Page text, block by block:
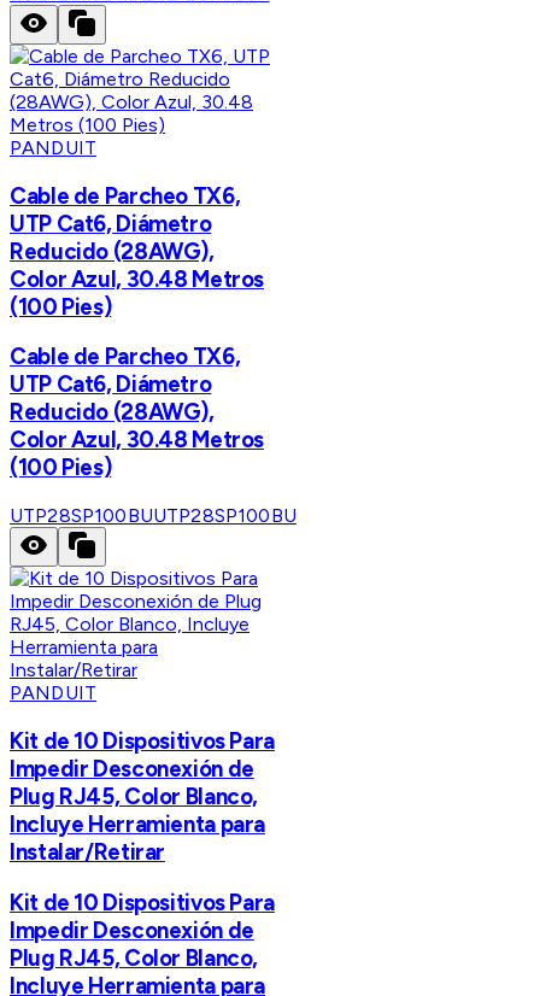
PANDUIT
Cable de Parcheo TX6,
UTP Cat6, Diámetro
Reducido (28AWG),
Color Azul, 30.48 Metros
(100 Pies)
Cable de Parcheo TX6,
UTP Cat6, Diámetro
Reducido (28AWG),
Color Azul, 30.48 Metros
(100 Pies)
UTP28SP100BUUTP28SP100BU
PANDUIT
Kit de 10 Dispositivos Para
Impedir Desconexión de
Plug RJ45, Color Blanco,
Incluye Herramienta para
Instalar/Retirar
Kit de 10 Dispositivos Para
Impedir Desconexión de
Plug RJ45, Color Blanco,
Incluye Herramienta para